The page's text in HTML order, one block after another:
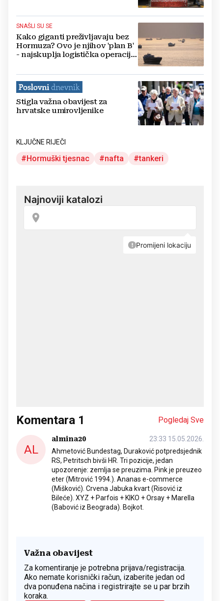
SNAŠLI SU SE
Kako giganti preživljavaju bez
Hormuza? Ovo je njihov 'plan B'
- najskuplja logistička operacija
Stigla važna obavijest za
hrvatske umirovljenike
KLJUČNE RIJEČI
Hormuški tjesnac nafta tankeri
Komentara 1 Pogledaj Sve
AL
almina20
23:33 15.05.2026.
Ahmetović Bundestag, Duraković potpredsjednik
RS, Petritsch bivši HR. Tri pozicije, jedan
upozorenje: zemlja se preuzima. Pink je preuzeo
eter (Mitrović 1994.). Ananas e-commerce
(Mišković). Crvena Jabuka kvart (Risović iz
Bileće). XYZ + Parfois + KIKO + Orsay + Marella
(Babović iz Beograda). Bojkot.
Važna obavijest
Za komentiranje je potrebna prijava/registracija.
Ako nemate korisnički račun, izaberite jedan od
dva ponuđena načina i registrirajte se u par brzih
koraka.